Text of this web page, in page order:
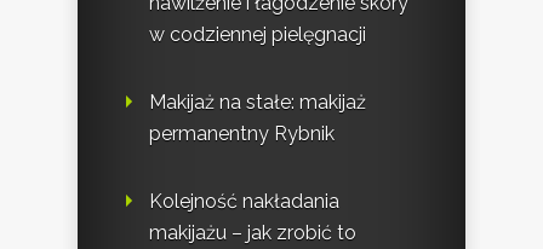
w codziennej pielęgnacji
Makijaż na stałe: makijaż
permanentny Rybnik
Kolejność nakładania
makijażu – jak zrobić to